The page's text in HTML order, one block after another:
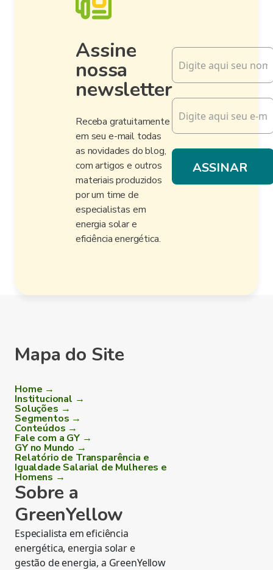
Assine
nossa
newsletter
Receba gratuitamente
em seu e-mail todas
as novidades do blog,
com artigos e outros
materiais produzidos
por um time de
especialistas em
energia solar e
eficiência energética.
Mapa do Site
Home →
Institucional →
Soluções →
Segmentos →
Conteúdos →
Fale com a GY →
GY no Mundo →
Relatório de Transparência e
Igualdade Salarial de Mulheres e
Homens →
Sobre a
GreenYellow
Especialista em eficiência
energética, energia solar e
gestão de energia, a GreenYellow